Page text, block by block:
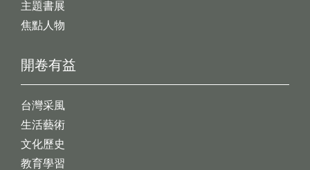
開卷有益
台灣采風
生活藝術
文化歷史
教育學習
主題書展
焦點人物